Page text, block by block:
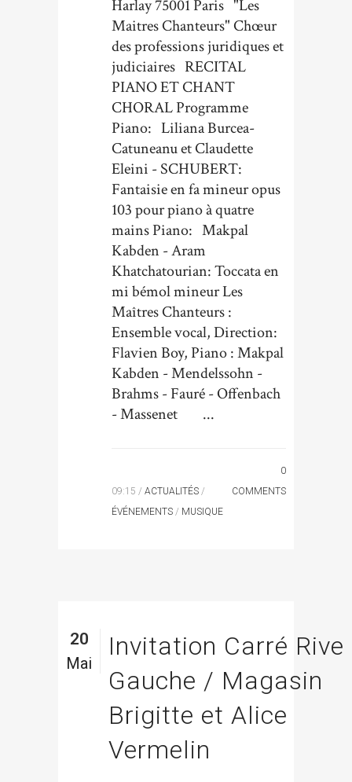
Harlay 75001 Paris "Les
Maitres Chanteurs" Chœur
des professions juridiques et
judiciaires RECITAL
PIANO ET CHANT
CHORAL Programme
Piano: Liliana Burcea-
Catuneanu et Claudette
Eleini - SCHUBERT:
Fantaisie en fa mineur opus
103 pour piano à quatre
mains Piano: Makpal
Kabden - Aram
Khatchatourian: Toccata en
mi bémol mineur Les
Maîtres Chanteurs :
Ensemble vocal, Direction:
Flavien Boy, Piano : Makpal
Kabden - Mendelssohn -
Brahms - Fauré - Offenbach
- Massenet ...
09:15 / ACTUALITÉS /
ÉVÉNEMENTS / MUSIQUE
0
COMMENTS
20
Mai
Invitation Carré Rive
Gauche / Magasin
Brigitte et Alice
Vermelin